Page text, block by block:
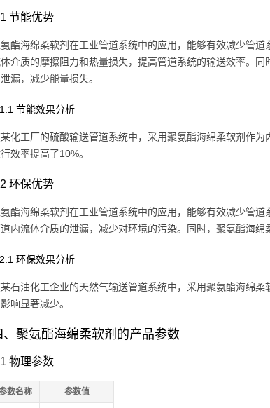
节能优势
酯海绵柔软剂在工业管道系统中的应用，能够有效减少管
介质的摩擦阻力和热量损失，提高管道系统的输送效率。
漏，减少能量损失。
节能效果分析
化工厂的硫酸输送管道系统中，采用聚氨酯海绵柔软剂作
效率提高了10%。
环保优势
酯海绵柔软剂在工业管道系统中的应用，能够有效减少管
内流体介质的泄漏，减少对环境的污染。同时，聚氨酯海
环保效果分析
石油化工企业的天然气输送管道系统中，采用聚氨酯海绵
响显著减少。
、聚氨酯海绵柔软剂的产品参数
物理参数
数名称 参数值